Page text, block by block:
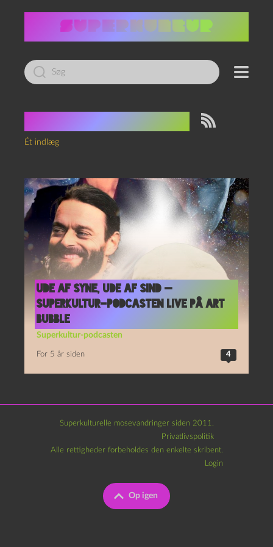
Led
efter:
Ét indlæg
Ude af syne, ude af sind —
Superkultur-podcasten live på Art
Bubble
Superkultur-podcasten
For 5 år siden 4
Superkulturelle mosevandringer siden 2011.
Privatlivspolitik
Op igen
Alle rettigheder forbeholdes den enkelte skribent.
Login